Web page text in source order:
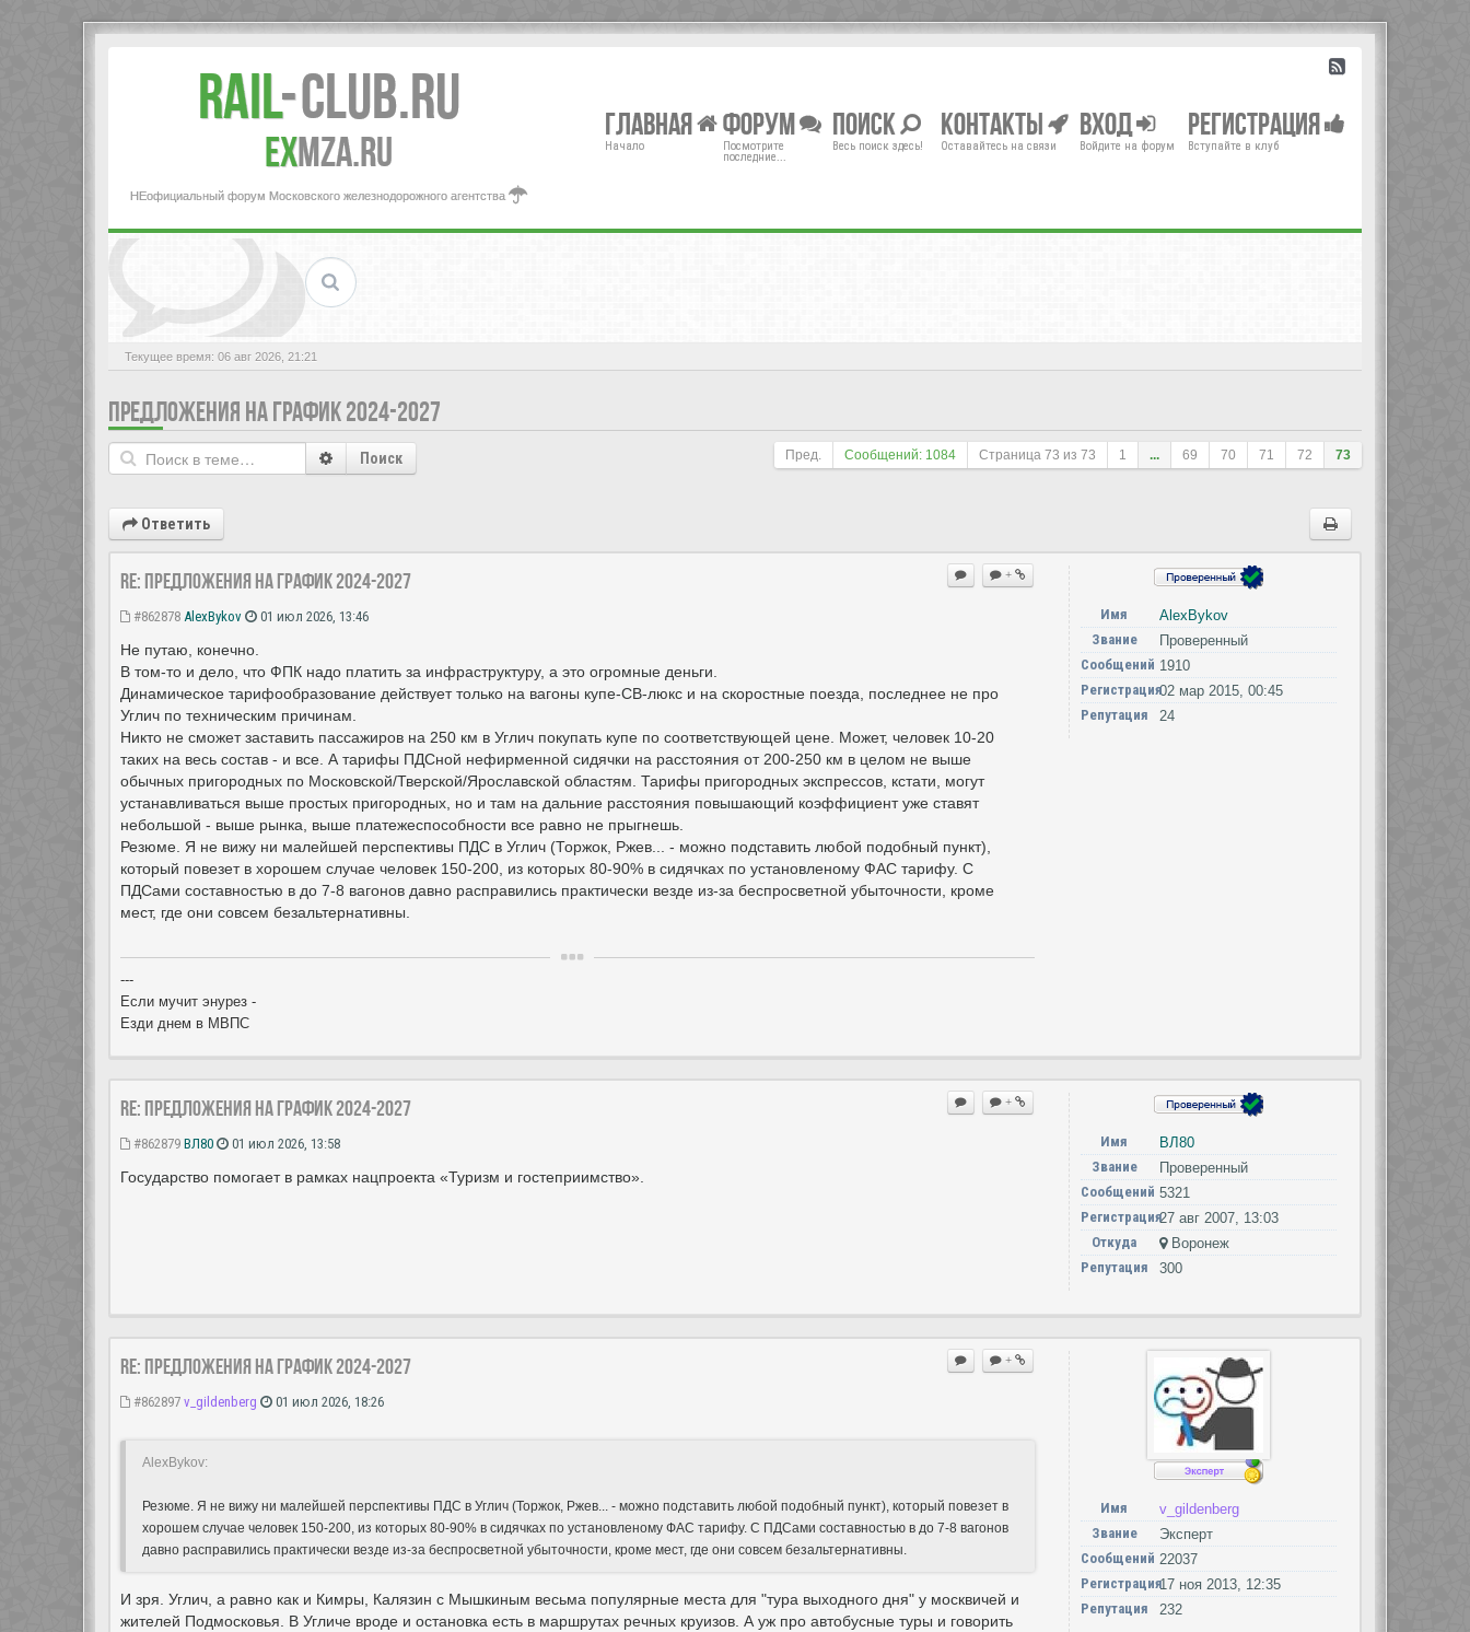
Rail-Club.RU
exMZA.RU
НЕофициальный форум Московского железнодорожного агентства
Главная
Начало
Форум
Посмотрите
последние...
Поиск
Весь поиск здесь!
Контакты
Оставайтесь на связи
Вход
Войдите на форум
Регистрация
Вступайте в клуб
Текущее время: 06 авг 2026, 21:21
ПРЕДЛОЖЕНИЯ НА ГРАФИК 2024-2027
Пред. Сообщений: 1084 Страница 73 из 73 1 ... 69 70 71 72 73
Поиск
Ответить
+
Re: Предложения на график 2024-2027
#862878 AlexBykov 01 июл 2026, 13:46
Не путаю, конечно.
В том-то и дело, что ФПК надо платить за инфраструктуру, а это огромные деньги.
Динамическое тарифообразование действует только на вагоны купе-СВ-люкс и на скоростные поезда, последнее не про
Углич по техническим причинам.
Никто не сможет заставить пассажиров на 250 км в Углич покупать купе по соответствующей цене. Может, человек 10-20
таких на весь состав - и все. А тарифы ПДСной нефирменной сидячки на расстояния от 200-250 км в целом не выше
обычных пригородных по Московской/Тверской/Ярославской областям. Тарифы пригородных экспрессов, кстати, могут
устанавливаться выше простых пригородных, но и там на дальние расстояния повышающий коэффициент уже ставят
небольшой - выше рынка, выше платежеспособности все равно не прыгнешь.
Резюме. Я не вижу ни малейшей перспективы ПДС в Углич (Торжок, Ржев... - можно подставить любой подобный пункт),
который повезет в хорошем случае человек 150-200, из которых 80-90% в сидячках по установленому ФАС тарифу. С
ПДСами составностью в до 7-8 вагонов давно расправились практически везде из-за беспросветной убыточности, кроме
мест, где они совсем безальтернативны.
---
Если мучит энурез -
Езди днем в МВПС
Имя
AlexBykov
Звание
Проверенный
Сообщений 1910
Регистрация02 мар 2015, 00:45
Репутация
24
+
Re: Предложения на график 2024-2027
#862879 ВЛ80 01 июл 2026, 13:58
Государство помогает в рамках нацпроекта «Туризм и гостеприимство».
Имя
ВЛ80
Звание
Проверенный
Сообщений 5321
Регистрация27 авг 2007, 13:03
Откуда
Воронеж
Репутация
300
+
Re: Предложения на график 2024-2027
#862897 v_gildenberg 01 июл 2026, 18:26
AlexBykov:
Резюме. Я не вижу ни малейшей перспективы ПДС в Углич (Торжок, Ржев... - можно подставить любой подобный пункт), который повезет в
хорошем случае человек 150-200, из которых 80-90% в сидячках по установленому ФАС тарифу. С ПДСами составностью в до 7-8 вагонов
давно расправились практически везде из-за беспросветной убыточности, кроме мест, где они совсем безальтернативны.
И зря. Углич, а равно как и Кимры, Калязин с Мышкиным весьма популярные места для "тура выходного дня" у москвичей и
жителей Подмосковья. В Угличе вроде и остановка есть в маршрутах речных круизов. А уж про автобусные туры и говорить
Имя
v_gildenberg
Звание
Эксперт
Сообщений 22037
Регистрация17 ноя 2013, 12:35
Репутация
232